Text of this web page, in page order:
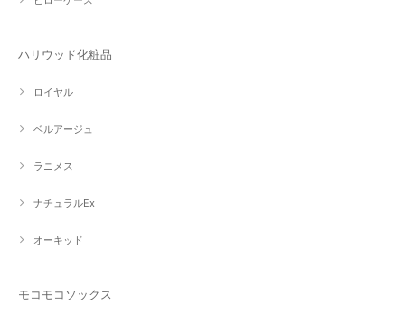
ハリウッド化粧品
ロイヤル
ベルアージュ
ラニメス
ナチュラルEx
オーキッド
モコモコソックス